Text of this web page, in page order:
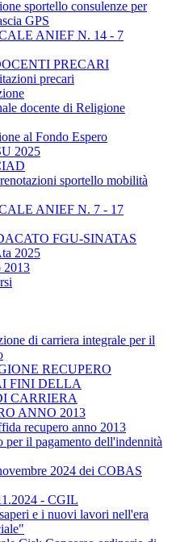
sportello consulenze per
GPS
ANIEF N. 14 - 7
PRECARI
precari
docente di Religione
al Fondo Espero
2025
sportello mobilità
ANIEF N. 7 - 17
FGU-SINATAS
2025
2013
di carriera integrale per il
RECUPERO
FINI DELLA
CARRIERA
ANNO 2013
recupero anno 2013
per il pagamento dell'indennità
2024 dei COBAS
- CGIL
e i nuovi lavori nell'era